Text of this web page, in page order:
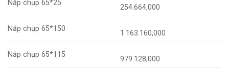
Nắp chụp 65*25
254.664,000
Nắp chụp 65*150
1.163.160,000
Nắp chụp 65*115
979.128,000